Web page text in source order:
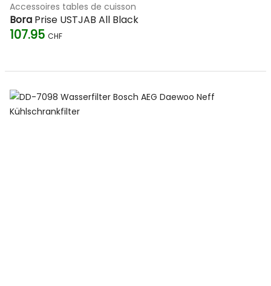
Accessoires tables de cuisson
Bora Prise USTJAB All Black
107.95 CHF